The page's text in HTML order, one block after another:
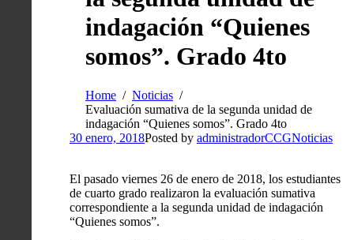
indagación “Quienes
somos”. Grado 4to
Home
Noticias
Evaluación sumativa de la segunda unidad de
indagación “Quienes somos”. Grado 4to
30 enero, 2018Posted by administradorCCGNoticias
El pasado viernes 26 de enero de 2018, los estudiantes
de cuarto grado realizaron la evaluación sumativa
correspondiente a la segunda unidad de indagación
“Quienes somos”.